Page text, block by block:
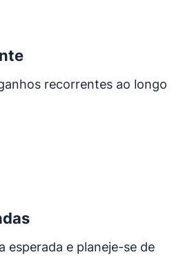
recorrentes ao longo
esperada e planeje-se de